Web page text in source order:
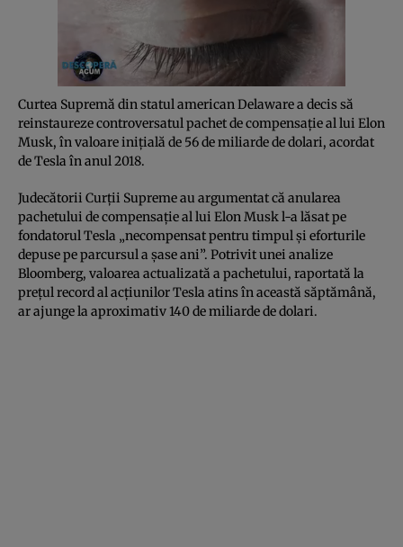
Curtea Supremă din statul american Delaware a decis să
reinstaureze controversatul pachet de compensație al lui Elon
Musk, în valoare inițială de 56 de miliarde de dolari, acordat
de Tesla în anul 2018.
Judecătorii Curții Supreme au argumentat că anularea
pachetului de compensație al lui Elon Musk l-a lăsat pe
fondatorul Tesla „necompensat pentru timpul și eforturile
depuse pe parcursul a șase ani”. Potrivit unei analize
Bloomberg, valoarea actualizată a pachetului, raportată la
prețul record al acțiunilor Tesla atins în această săptămână,
ar ajunge la aproximativ 140 de miliarde de dolari.